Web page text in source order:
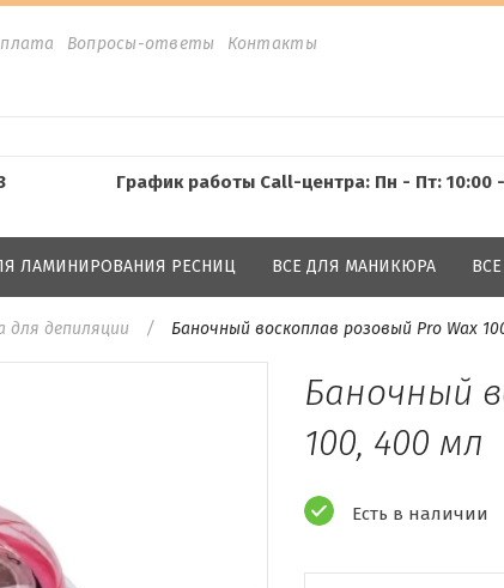
Вопросы-ответы Контакты
График работы Call-центра: Пн - Пт: 10:00
ЛАМИНИРОВАНИЯ РЕСНИЦ ВСЕ ДЛЯ МАНИКЮРА
для депиляции Баночный воскоплав розовый Pro Wax
Баночный
100, 400 мл
Есть в наличии